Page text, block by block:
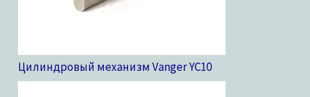
Цилиндровый механизм Vanger YC10